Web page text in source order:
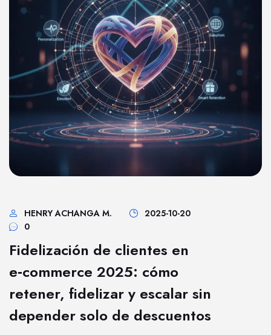
HENRY ACHANGA M.
2025-10-20
0
Fidelización de clientes en
e‑commerce 2025: cómo
retener, fidelizar y escalar sin
depender solo de descuentos